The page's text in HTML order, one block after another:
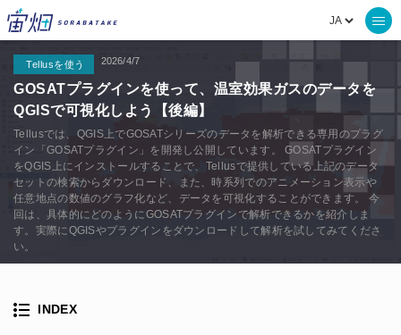
Tellusを使う 2026/4/7
GOSATプラグインを使って、温室効果ガスのデータを
QGISで可視化しよう【後編】
Tellusでは、QGIS上でGOSATシリーズのデータを解析できる専用のプラグ
イン「GOSATプラグイン」を開発し公開しています。 GOSATプラグイン
をQGIS上にインストールすることで、Tellusで提供している上記のデータ
セットの検索からダウンロード、また、時系列でのアニメーション表示や
任意地点の数値のグラフ化など、データを可視化することができます。 今
回は、具体的にどのようにGOSATプラグインで解析できるかを紹介しま
す。実際にQGISやプラグインをダウンロードして解析を試してみてくださ
い。
INDEX